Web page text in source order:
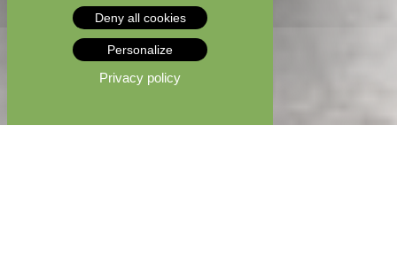
Deny all cookies
Personalize
Privacy policy